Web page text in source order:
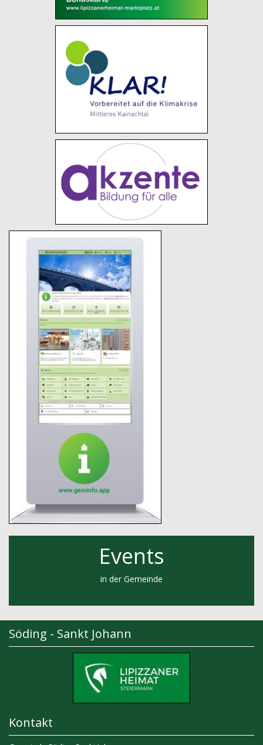
Events
in der Gemeinde
Söding - Sankt Johann
Kontakt